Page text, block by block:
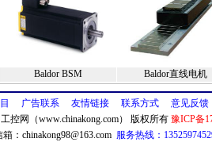
Baldor BSM Baldor直线电机
广告联系 友情链接 联系方式 意见反馈
控网（www.chinakong.com） 版权所有 豫ICP备
： chinakong98@163.com 服务热线：